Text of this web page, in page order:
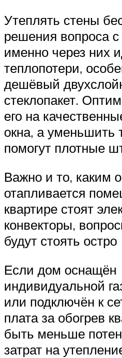
Утеплять стены
решения вопроса
именно через них
теплопотери,
дешёвый
стеклопакет.
его на
окна, а уменьшить
помогут плотные
Важно и то, каким
отапливается
квартире стоят
конвекторы,
будут стоять остро
Если дом оснащён
индивидуальной
или подключён к
плата за обогрев
быть меньше
затрат на